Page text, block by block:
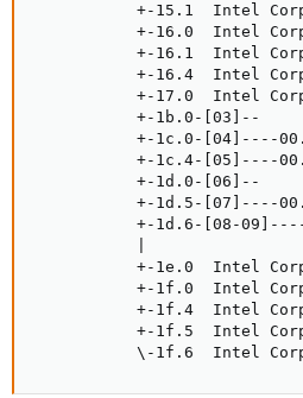
+-15.1  Intel
+-16.0  Intel
+-16.1  Intel
+-16.4  Intel
+-17.0  Intel
           +-1b.0-
03
--
           +-1c.0-
04
----
           +-1c.4-
05
----
           +-1d.0-
06
--
           +-1d.5-
07
----
           +-1d.6-
08-09
+-1e.0  Intel
+-1f.0  Intel
+-1f.4  Intel
+-1f.5  Intel
\ -1f.6  Intel